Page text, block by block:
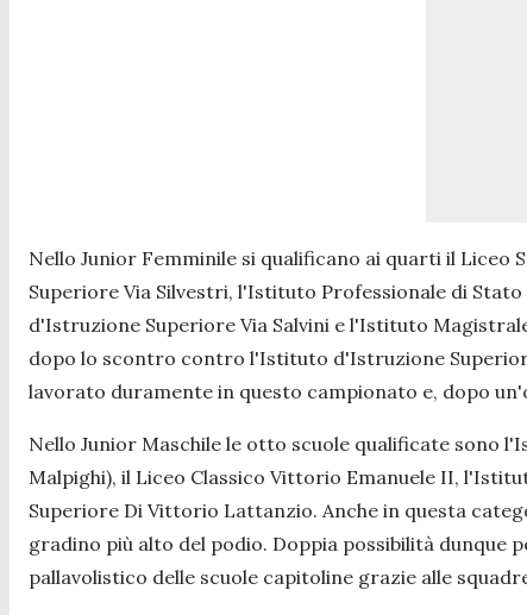
Nello Junior Femminile si qualificano ai quarti il Liceo
Superiore Via Silvestri, l'Istituto Professionale di
d'Istruzione Superiore Via Salvini e l'Istituto
dopo lo scontro contro l'Istituto d'Istruzione
lavorato duramente in questo campionato e, dopo
Nello Junior Maschile le otto scuole qualificate sono
Malpighi), il Liceo Classico Vittorio Emanuele II,
Superiore Di Vittorio Lattanzio. Anche in questa
gradino più alto del podio. Doppia possibilità
pallavolistico delle scuole capitoline grazie alle